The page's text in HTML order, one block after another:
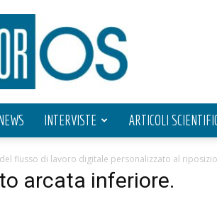
INTERVISTE ARTICOLI
flusso di lavoro digitale personalizzato al
arcata inferiore.